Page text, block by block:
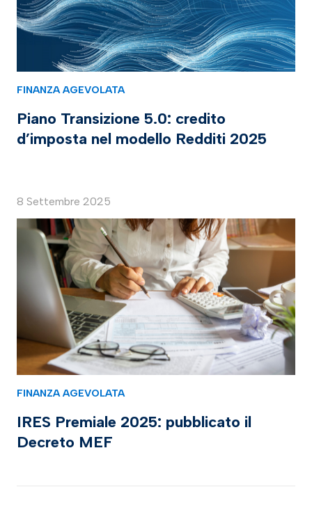
FINANZA AGEVOLATA
Piano Transizione 5.0: credito
d’imposta nel modello Redditi 2025
8 Settembre 2025
FINANZA AGEVOLATA
IRES Premiale 2025: pubblicato il
Decreto MEF